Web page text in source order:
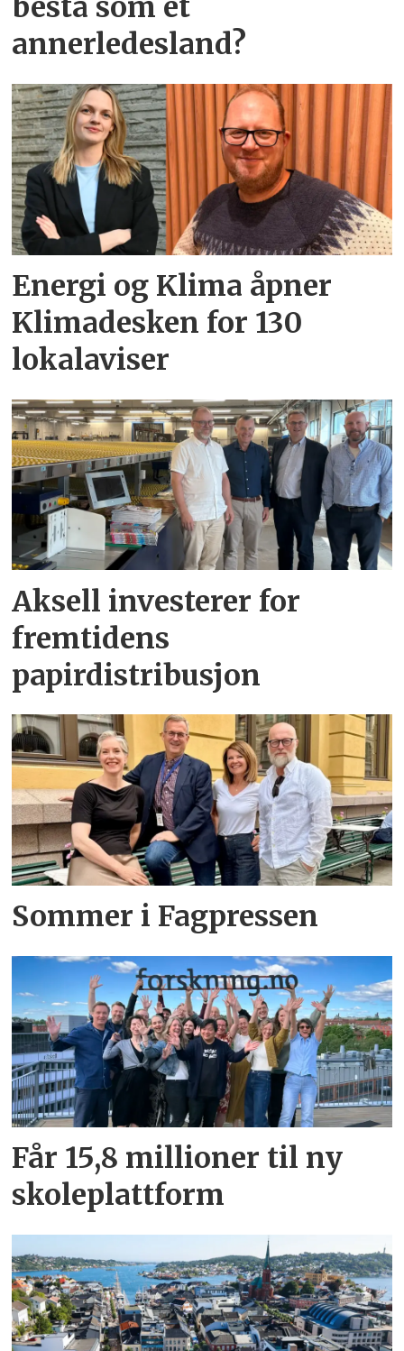
bestå som et
annerledesland?
Energi og Klima åpner
Klimadesken for 130
lokalaviser
Aksell investerer for
fremtidens
papirdistribusjon
Sommer i Fagpressen
Får 15,8 millioner til ny
skoleplattform